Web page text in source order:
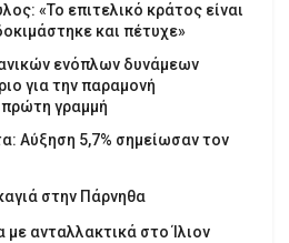
«Το επιτελικό κράτος είναι
και πέτυχε»
ενόπλων δυνάμεων
για την παραμονή
γραμμή
Αύξηση 5,7% σημείωσαν τον
στην Πάρνηθα
ανταλλακτικά στο Ίλιον